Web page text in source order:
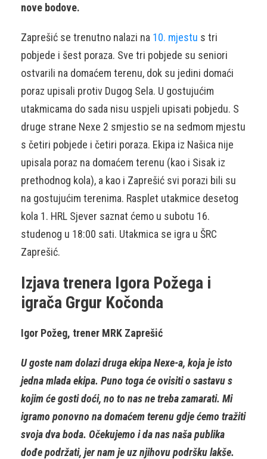
nove bodove.
Zaprešić se trenutno nalazi na 10. mjestu s tri
pobjede i šest poraza. Sve tri pobjede su seniori
ostvarili na domaćem terenu, dok su jedini domaći
poraz upisali protiv Dugog Sela. U gostujućim
utakmicama do sada nisu uspjeli upisati pobjedu. S
druge strane Nexe 2 smjestio se na sedmom mjestu
s četiri pobjede i četiri poraza. Ekipa iz Našica nije
upisala poraz na domaćem terenu (kao i Sisak iz
prethodnog kola), a kao i Zaprešić svi porazi bili su
na gostujućim terenima. Rasplet utakmice desetog
kola 1. HRL Sjever saznat ćemo u subotu 16.
studenog u 18:00 sati. Utakmica se igra u ŠRC
Zaprešić.
Izjava trenera Igora Požega i
igrača Grgur Kočonda
Igor Požeg, trener MRK Zaprešić
U goste nam dolazi druga ekipa Nexe-a, koja je isto
jedna mlada ekipa. Puno toga će ovisiti o sastavu s
kojim će gosti doći, no to nas ne treba zamarati. Mi
igramo ponovno na domaćem terenu gdje ćemo tražiti
svoja dva boda. Očekujemo i da nas naša publika
dođe podržati, jer nam je uz njihovu podršku lakše.